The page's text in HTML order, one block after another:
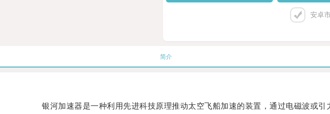
安卓
简介
银河加速器是一种利用先进科技原理推动太空飞船加速的装置，通过电磁波或引